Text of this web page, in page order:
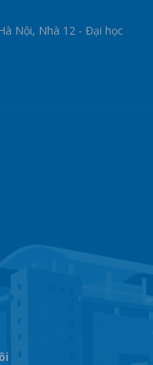
Nội, Nhà 12 - Đại học